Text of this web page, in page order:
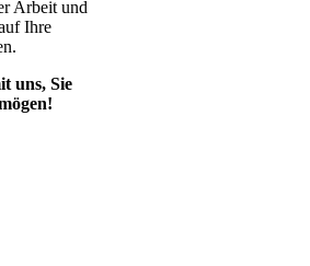
Arbeit und
Ihre
uns, Sie